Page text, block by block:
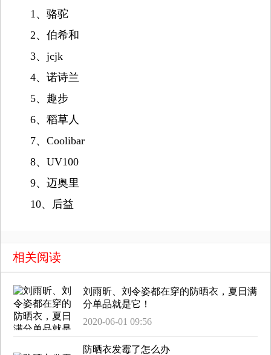
1、骆驼
2、伯希和
3、jcjk
4、诺诗兰
5、趣步
6、稻草人
7、Coolibar
8、UV100
9、迈奥里
10、后益
相关阅读
刘雨昕、刘令姿都在穿的防晒衣，夏日满
分单品就是它！
2020-06-01 09:56
防晒衣发霉了怎么办